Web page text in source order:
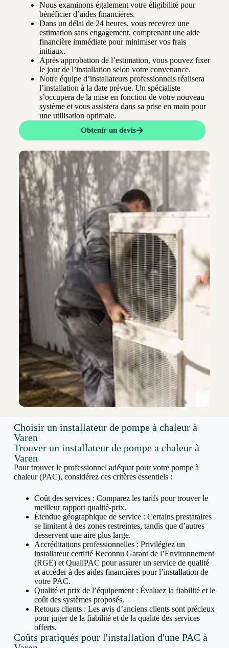
Nous examinons également votre éligibilité pour
bénéficier d’aides financières.
Dans un délai de 24 heures, vous recevrez une
estimation sans engagement, comprenant une aide
financière immédiate pour minimiser vos frais
initiaux.
Après approbation de l’estimation, vous pouvez fixer
le jour de l’installation selon votre convenance.
Notre équipe d’installateurs professionnels réalisera
l’installation à la date prévue. Un spécialiste
s’occupera de la mise en fonction de votre nouveau
système et vous assistera dans sa prise en main pour
une utilisation optimale.
Obtenir un devis
Choisir un installateur de pompe à chaleur à
Varen
Trouver un installateur de pompe a chaleur à
Varen
Pour trouver le professionnel adéquat pour votre pompe à
chaleur (PAC), considérez ces critères essentiels :
Coût des services : Comparez les tarifs pour trouver le
meilleur rapport qualité-prix.
Étendue géographique de service : Certains prestataires
se limitent à des zones restreintes, tandis que d’autres
desservent une aire plus large.
Accréditations professionnelles : Privilégiez un
installateur certifié Reconnu Garant de l’Environnement
(RGE) et QualiPAC pour assurer un service de qualité
et accéder à des aides financières pour l’installation de
votre PAC.
Qualité et prix de l’équipement : Évaluez la fiabilité et le
coût des systèmes proposés.
Retours clients : Les avis d’anciens clients sont précieux
pour juger de la fiabilité et de la qualité des services
offerts.
Coûts pratiqués pour l'installation d'une PAC à